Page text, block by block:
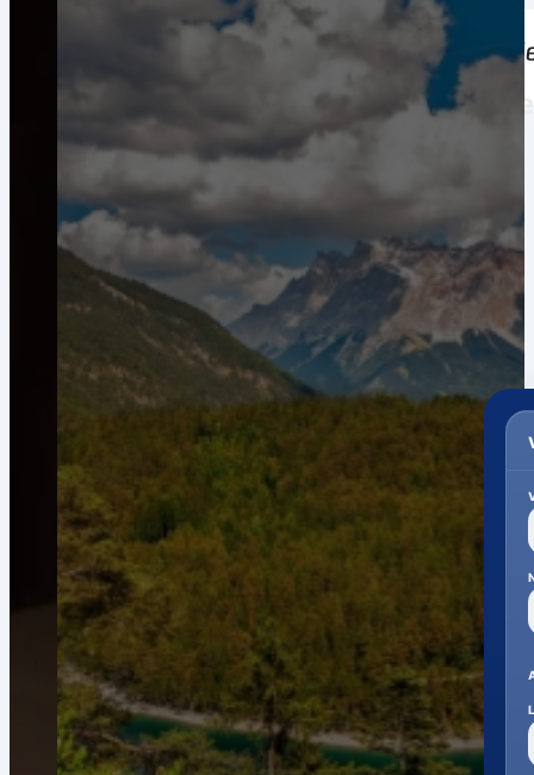
Weltweiter Versand nach
Registrierung.
Garantierte Gesamtkosten*
Pakete. Paletten. Seekisten.
Ein Portal. Viele Versanddienstleister.
Zollabwicklung & Kundenservice bis zur Auslieferung.